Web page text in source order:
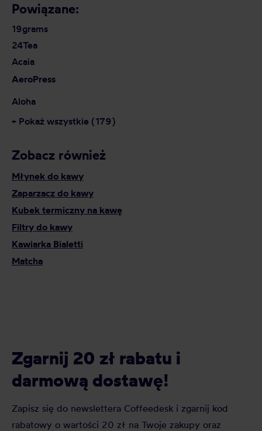
Powiązane:
19grams
24Tea
Acaia
AeroPress
Aloha
+ Pokaż wszystkie (179)
Zobacz również
Młynek do kawy
Zaparzacz do kawy
Kubek termiczny na kawę
Filtry do kawy
Kawiarka Bialetti
Matcha
Zgarnij 20 zł rabatu i
darmową dostawę!
Zapisz się do newslettera Coffeedesk i zgarnij kod
rabatowy o wartości 20 zł na Twoje zakupy oraz